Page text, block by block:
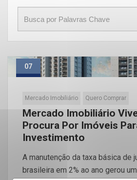
07
Mercado Imobiliário Quero Comprar
Mercado Imobiliário
Procura Por Imóveis
Investimento
A manutenção da taxa básica de
brasileira em 2% ao ano gerou